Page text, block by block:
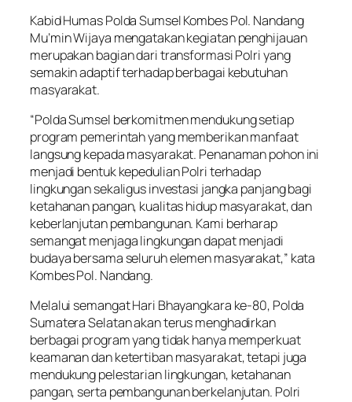
Kabid Humas Polda Sumsel Kombes Pol. Nandang
Mu’min Wijaya mengatakan kegiatan penghijauan
merupakan bagian dari transformasi Polri yang
semakin adaptif terhadap berbagai kebutuhan
masyarakat.
“Polda Sumsel berkomitmen mendukung setiap
program pemerintah yang memberikan manfaat
langsung kepada masyarakat. Penanaman pohon ini
menjadi bentuk kepedulian Polri terhadap
lingkungan sekaligus investasi jangka panjang bagi
ketahanan pangan, kualitas hidup masyarakat, dan
keberlanjutan pembangunan. Kami berharap
semangat menjaga lingkungan dapat menjadi
budaya bersama seluruh elemen masyarakat,” kata
Kombes Pol. Nandang.
Melalui semangat Hari Bhayangkara ke-80, Polda
Sumatera Selatan akan terus menghadirkan
berbagai program yang tidak hanya memperkuat
keamanan dan ketertiban masyarakat, tetapi juga
mendukung pelestarian lingkungan, ketahanan
pangan, serta pembangunan berkelanjutan. Polri